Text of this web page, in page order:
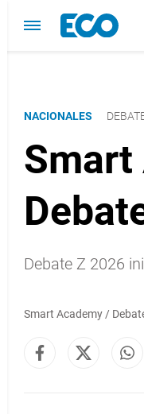
NACIONALES
Smart
Debate Z 2026
Smart Academy /